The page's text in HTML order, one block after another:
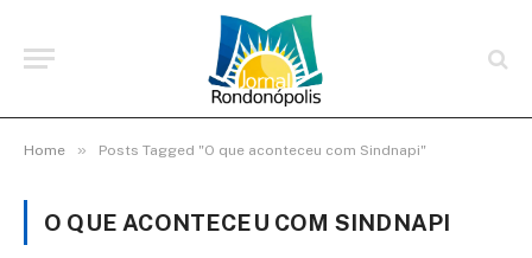
Home » Posts Tagged "O que aconteceu com Sindnapi"
O QUE ACONTECEU COM SINDNAPI